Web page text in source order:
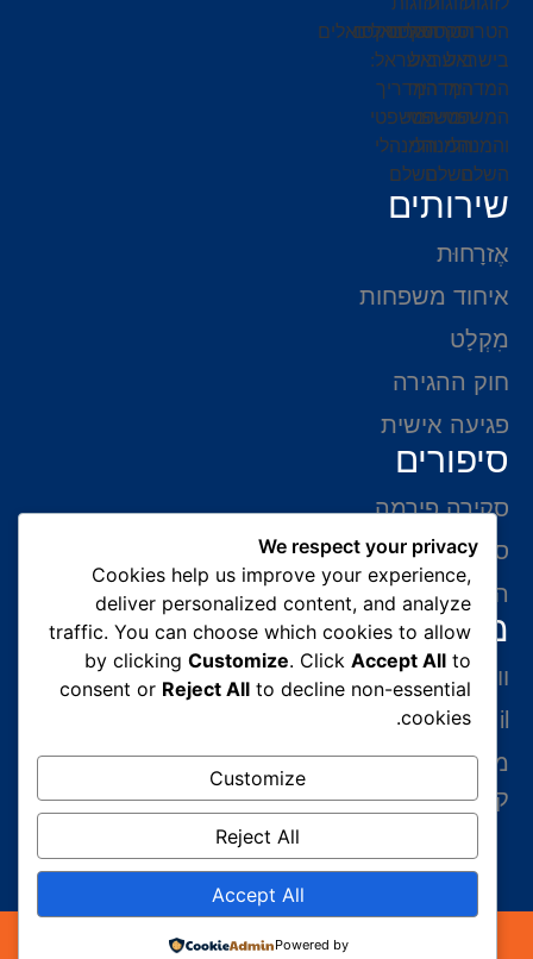
שירותים
אֶזרָחוּת
איחוד משפחות
מִקְלָט
חוק ההגירה
פגיעה אישית
סיפורים
סקירה פירמה
סיפורי הצלחה
המלצות של לקוחות
מידע ליצירת קשר
ווצאפ 054-765-0002
gabriel@benatovlaw.co.il
מצדה 9 בני ברק קומה 35 מגדל ב.ס.ר 3 (מול
קניון איילון ליד הרכבת הקלה בן גוריון)
כל הזכויות שמורות 2026© עורך דין הגירה | עורך דין
We respect your privacy
Cookies help us improve your experience,
deliver personalized content, and analyze
traffic. You can choose which cookies to allow
by clickingCustomize. ClickAccept All to
consent or Reject All to decline non-essential
cookies.
Customize
Reject All
Accept All
Powered by